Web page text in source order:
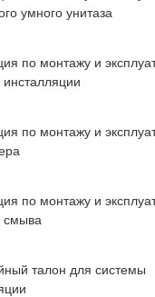
умного унитаза
по монтажу и
по монтажу и
по монтажу и
смыва
талон для системы